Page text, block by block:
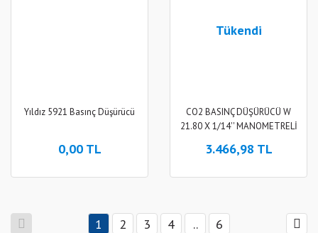
Yıldız 5921 Basınç Düşürücü
0,00 TL
Tükendi
CO2 BASINÇ DÜŞÜRÜCÜ W
21.80 X 1/14'' MANOMETRELİ
3.466,98 TL
1 2 3 4 .. 6